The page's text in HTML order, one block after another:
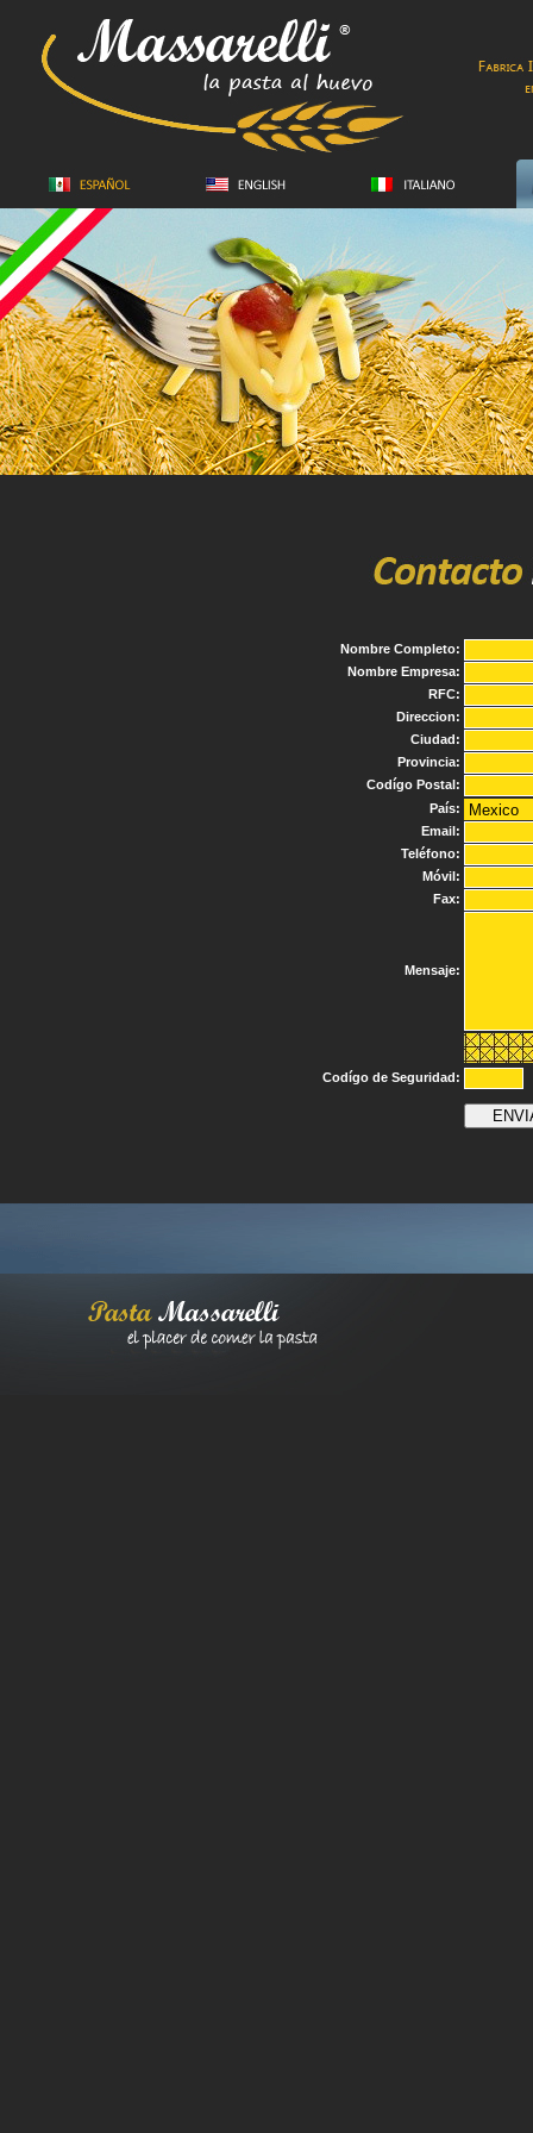
Nombre Completo:
Nombre Empresa:
RFC:
Direccion:
Ciudad:
Provincia:
Codígo Postal:
País:
Email:
Teléfono:
Móvil:
Fax:
Mensaje:
Codígo de Seguridad: